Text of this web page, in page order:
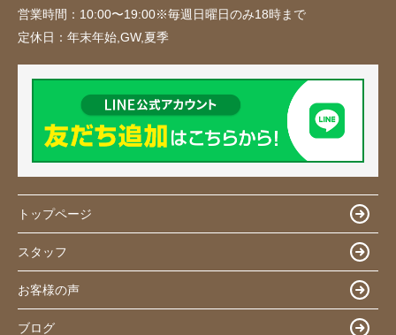
営業時間： 10:00〜19:00※毎週日曜日のみ18時まで
定休日： 年末年始,GW,夏季
トップページ
スタッフ
お客様の声
ブログ